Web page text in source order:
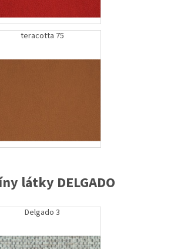
teracotta 75
látky DELGADO
Delgado 3